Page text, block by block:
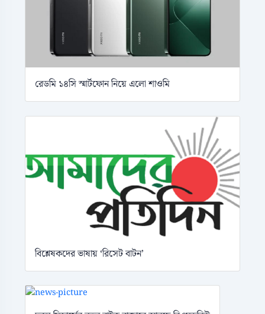
রেডমি ১৪সি স্মার্টফোন নিয়ে এলো শাওমি
বিশ্লেষকদের ভাষায় ‘রিসেট বাটন’